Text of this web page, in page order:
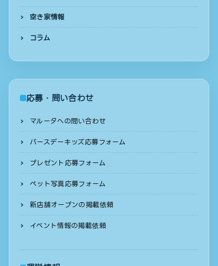
空き家情報
コラム
応募・問い合わせ
マルータへの問い合わせ
バースデーキッズ応募フォーム
プレゼント応募フォーム
ペット写真応募フォーム
新店舗オープンの掲載依頼
イベント情報の掲載依頼